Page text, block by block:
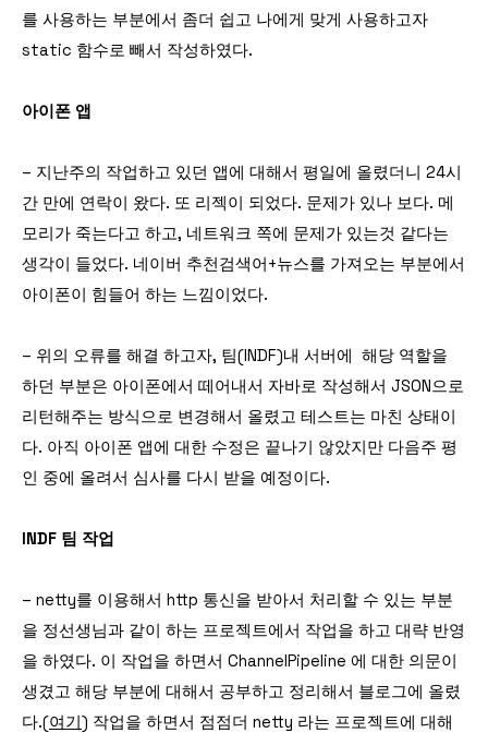
를 사용하는 부분에서 좀더 쉽고 나에게 맞게 사용하고자
static 함수로 빼서 작성하였다.
아이폰 앱
– 지난주의 작업하고 있던 앱에 대해서 평일에 올렸더니 24시
간 만에 연락이 왔다. 또 리젝이 되었다. 문제가 있나 보다. 메
모리가 죽는다고 하고, 네트워크 쪽에 문제가 있는것 같다는
생각이 들었다. 네이버 추천검색어+뉴스를 가져오는 부분에서
아이폰이 힘들어 하는 느낌이었다.
– 위의 오류를 해결 하고자, 팀(INDF)내 서버에 해당 역할을
하던 부분은 아이폰에서 떼어내서 자바로 작성해서 JSON으로
리턴해주는 방식으로 변경해서 올렸고 테스트는 마친 상태이
다. 아직 아이폰 앱에 대한 수정은 끝나기 않았지만 다음주 평
인 중에 올려서 심사를 다시 받을 예정이다.
INDF 팀 작업
– netty를 이용해서 http 통신을 받아서 처리할 수 있는 부분
을 정선생님과 같이 하는 프로젝트에서 작업을 하고 대략 반영
을 하였다. 이 작업을 하면서 ChannelPipeline 에 대한 의문이
생겼고 해당 부분에 대해서 공부하고 정리해서 블로그에 올렸
다.(여기) 작업을 하면서 점점더 netty 라는 프로젝트에 대해